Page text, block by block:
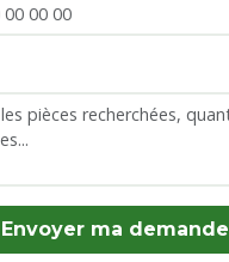
Envoyer ma demande